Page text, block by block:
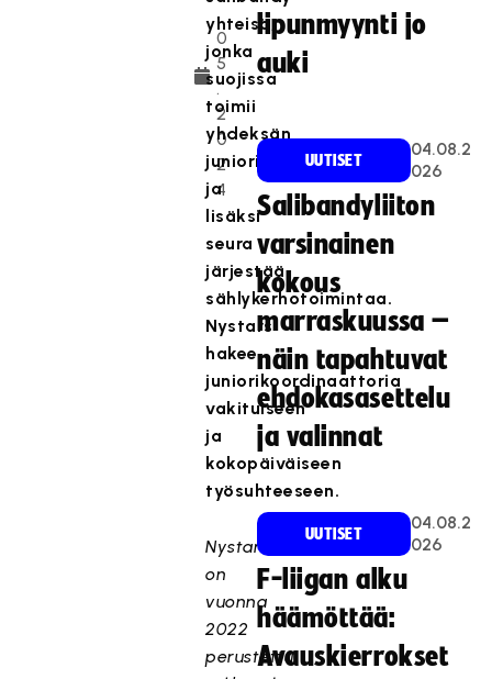
.
0
5
.
2
0
2
4
yhteisö,
jonka
suojissa
toimii
yhdeksän
juniorijoukkuetta,
ja
lisäksi
seura
järjestää
sählykerhotoimintaa.
Nystars
hakee
juniorikoordinaattoria
vakituiseen
ja
kokopäiväiseen
työsuhteeseen.
Nystars
on
vuonna
2022
perustettu
lipunmyynti jo
auki
UUTISET
04.08.2
026
Salibandyliiton
varsinainen
kokous
marraskuussa –
näin tapahtuvat
ehdokasasettelu
ja valinnat
UUTISET
04.08.2
026
F-liigan alku
häämöttää:
Avauskierrokset